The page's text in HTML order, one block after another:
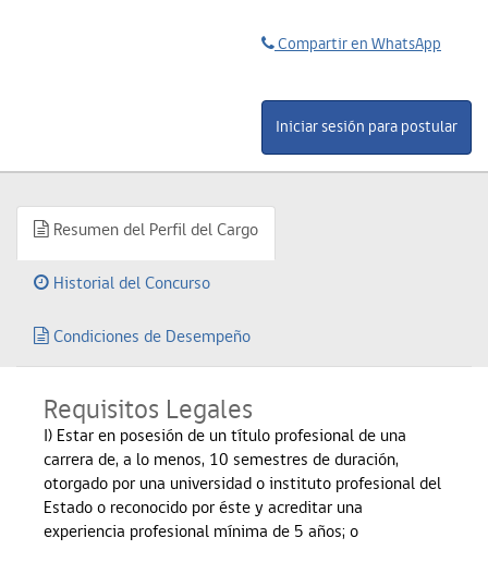
Compartir en WhatsApp
Resumen del Perfil del Cargo
Historial del Concurso
Condiciones de Desempeño
Requisitos Legales
I) Estar en posesión de un título profesional de una
carrera de, a lo menos, 10 semestres de duración,
otorgado por una universidad o instituto profesional del
Estado o reconocido por éste y acreditar una
experiencia profesional mínima de 5 años; o